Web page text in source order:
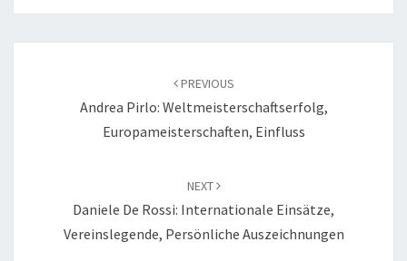
PREVIOUS
Andrea Pirlo: Weltmeisterschaftserfolg,
Europameisterschaften, Einfluss
NEXT
Daniele De Rossi: Internationale Einsätze,
Vereinslegende, Persönliche Auszeichnungen